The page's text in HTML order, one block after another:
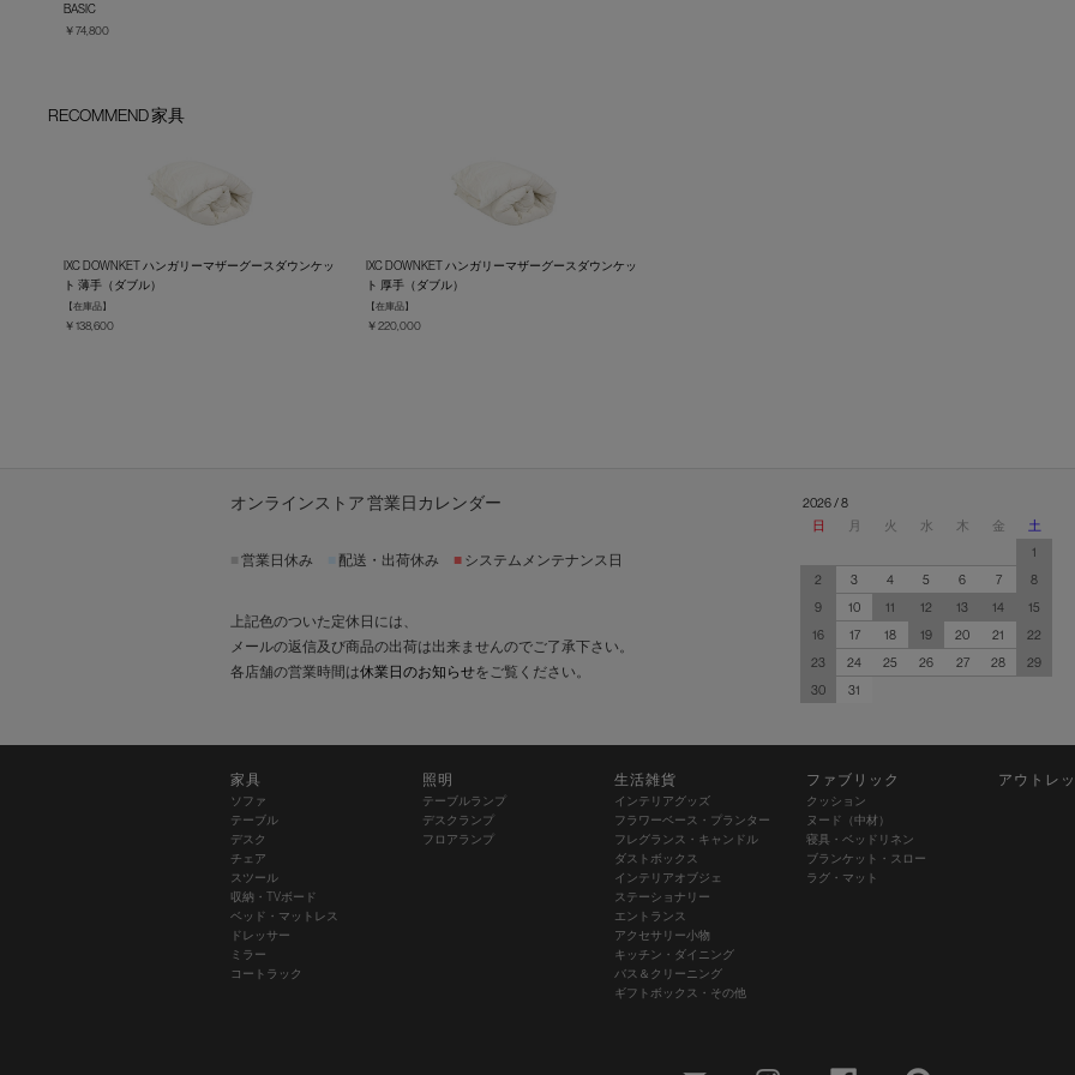
BASIC
￥74,800
RECOMMEND 家具
IXC DOWNKET ハンガリーマザーグースダウンケッ
ト 薄手（ダブル）
【在庫品】
￥138,600
IXC DOWNKET ハンガリーマザーグースダウンケッ
ト 厚手（ダブル）
【在庫品】
￥220,000
オンラインストア 営業日カレンダー
営業日休み 配送・出荷休み ■ システムメンテナンス日
上記色のついた定休日には、
メールの返信及び商品の出荷は出来ませんのでご了承下さい。
各店舗の営業時間は休業日のお知らせをご覧ください。
2026 / 8
日
月 火 水 木 金
土
1
2
3 4 5 6 7
8
9
10 11 12 13 14
15
16
17 18 19 20 21
22
23
24 25 26 27 28
29
30
31
家具
ソファ
テーブル
デスク
チェア
スツール
収納・TVボード
ベッド・マットレス
ドレッサー
ミラー
コートラック
照明
テーブルランプ
デスクランプ
フロアランプ
生活雑貨
インテリアグッズ
フラワーベース・プランター
フレグランス・キャンドル
ダストボックス
インテリアオブジェ
ステーショナリー
エントランス
アクセサリー小物
キッチン・ダイニング
バス＆クリーニング
ギフトボックス・その他
ファブリック
クッション
ヌード（中材）
寝具・ベッドリネン
ブランケット・スロー
ラグ・マット
アウトレ